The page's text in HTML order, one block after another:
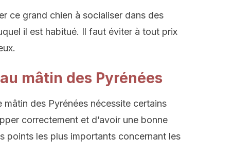
ce grand chien à socialiser dans des
il est habitué. Il faut éviter à tout prix
mâtin des Pyrénées
des Pyrénées nécessite certains
correctement et d’avoir une bonne
points les plus importants concernant les